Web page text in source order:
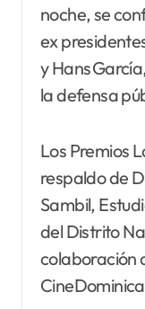
noche, se
ex
y Hans
la defensa
Los Premios
respaldo de
Sambil,
del Distrito
colaboración